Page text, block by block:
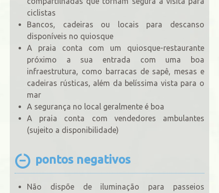
ciclistas
Bancos, cadeiras ou locais para descanso
disponíveis no quiosque
A praia conta com um quiosque-restaurante
próximo a sua entrada com uma boa
infraestrutura, como barracas de sapê, mesas e
cadeiras rústicas, além da belíssima vista para o
mar
A segurança no local geralmente é boa
A praia conta com vendedores ambulantes
(sujeito a disponibilidade)
pontos negativos
Não dispõe de iluminação para passeios